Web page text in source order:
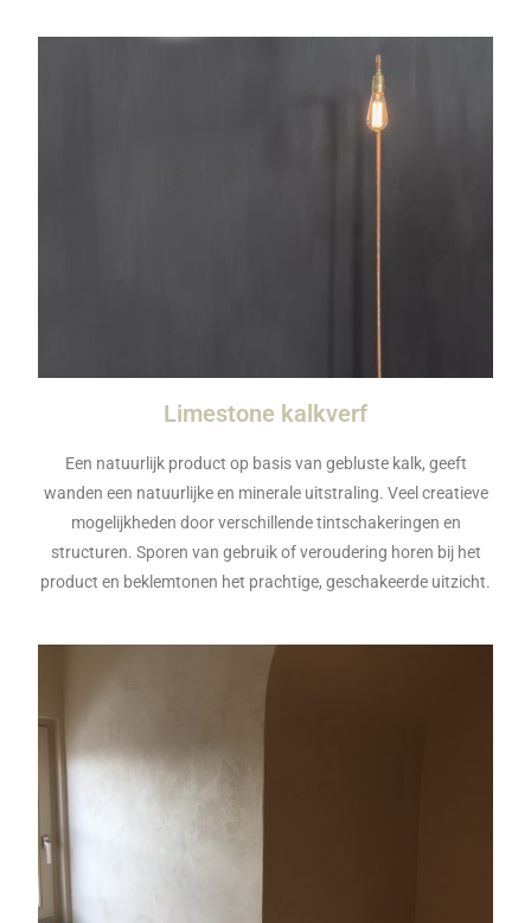
Limestone kalkverf
Een natuurlijk product op basis van gebluste kalk, geeft
wanden een natuurlijke en minerale uitstraling. Veel creatieve
mogelijkheden door verschillende tintschakeringen en
structuren. Sporen van gebruik of veroudering horen bij het
product en beklemtonen het prachtige, geschakeerde uitzicht.